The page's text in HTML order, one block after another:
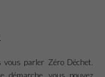
parler Zéro Déchet.